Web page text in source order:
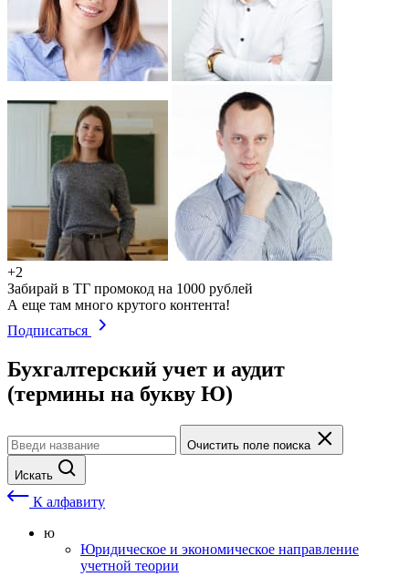
+2
Забирай в ТГ промокод на 1000 рублей
А еще там много крутого контента!
Подписаться
Бухгалтерский учет и аудит
(термины на букву Ю)
Очистить поле поиска
Искать
К алфавиту
ю
Юридическое и экономическое направление
учетной теории